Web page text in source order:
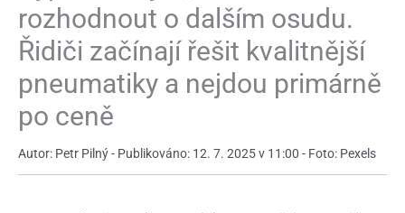
rozhodnout o dalším osudu.
Řidiči začínají řešit kvalitnější
pneumatiky a nejdou primárně
po ceně
Autor: Petr Pilný - Publikováno: 12. 7. 2025 v 11:00 - Foto: Pexels